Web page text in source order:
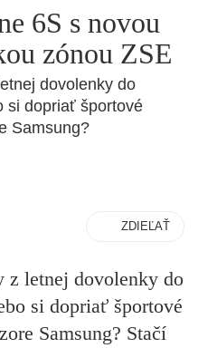
6S s novou
zónou ZSE
dovolenky do
si dopriať športové
Samsung?
ZDIEĽAŤ
z letnej dovolenky do
si dopriať športové
Samsung? Stačí